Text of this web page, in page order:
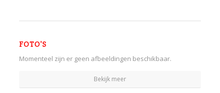
FOTO'S
Momenteel zijn er geen afbeeldingen beschikbaar.
Bekijk meer